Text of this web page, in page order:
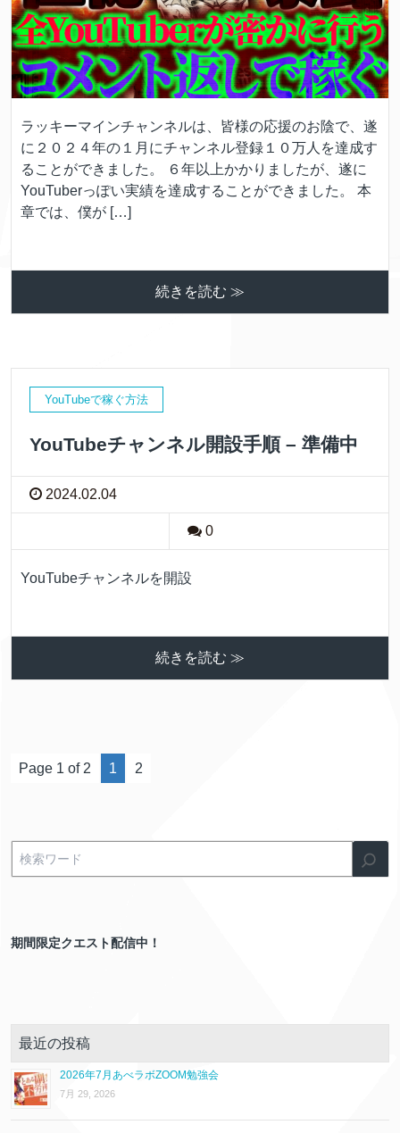
ラッキーマインチャンネルは、皆様の応援のお陰で、遂
に２０２４年の１月にチャンネル登録１０万人を達成す
ることができました。 ６年以上かかりましたが、遂に
YouTuberっぽい実績を達成することができました。 本
章では、僕が […]
続きを読む ≫
YouTubeで稼ぐ方法
YouTubeチャンネル開設手順 – 準備中
2024.02.04
0
YouTubeチャンネルを開設
続きを読む ≫
Page 1 of 2 1 2
期間限定クエスト配信中！
最近の投稿
2026年7月あべラボZOOM勉強会
7月 29, 2026